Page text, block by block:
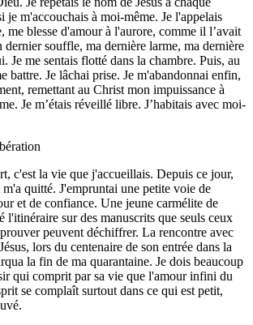
je m'accouchais à moi-même. Je l'appelais
me blesse d'amour à l'aurore, comme il l’avait
souffle, ma dernière larme, ma dernière
Je me sentais flotté dans la chambre. Puis, au
battre. Je lâchai prise. Je m'abandonnai enfin,
remettant au Christ mon impuissance à
Je m’étais réveillé libre. J’habitais avec moi-
c'est la vie que j'accueillais. Depuis ce jour,
quitté. J'empruntai une petite voie de
et de confiance. Une jeune carmélite de
l'itinéraire sur des manuscrits que seuls ceux
peuvent déchiffrer. La rencontre avec
lors du centenaire de son entrée dans la
la fin de ma quarantaine. Je dois beaucoup
qui comprit par sa vie que l'amour infini du
se complaît surtout dans ce qui est petit,